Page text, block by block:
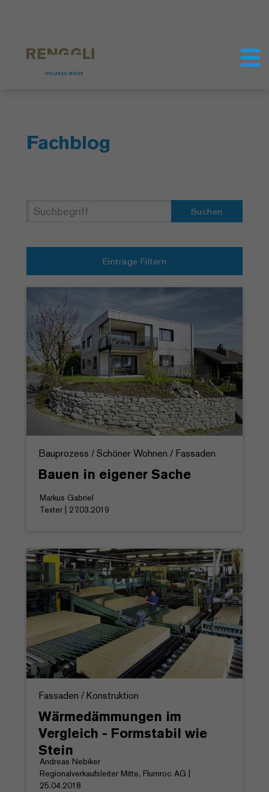
Fachblog
Suchen
Einträge Filtern
Bauprozess / Schöner Wohnen / Fassaden
Bauen in eigener Sache
Markus Gabriel
Texter | 27.03.2019
Fassaden / Konstruktion
Wärmedämmungen im
Vergleich - Formstabil wie
Stein
Andreas Nebiker
Regionalverkaufsleiter Mitte, Flumroc AG |
25.04.2018